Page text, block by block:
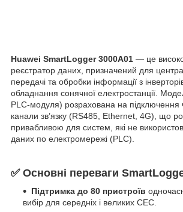
Huawei SmartLogger 3000A01 — це
реєстратор даних, призначений для
передачі та обробки інформації з
обладнання сонячної електростанції.
PLC-модуля) розрахована на підключення
канали зв’язку (RS485, Ethernet, 4G), що
привабливою для систем, які не
даних по електромережі (PLC).
✅ Основні переваги
Підтримка до 80 пристроїв одно
вибір для середніх і великих СЕС.